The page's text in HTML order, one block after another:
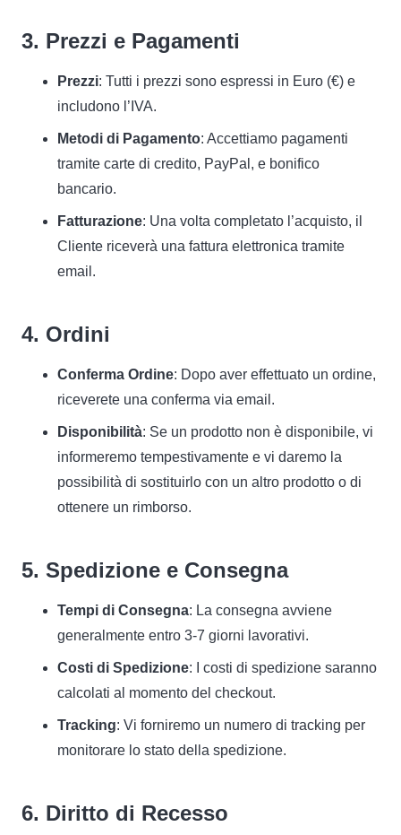
3. Prezzi e Pagamenti
Prezzi: Tutti i prezzi sono espressi in Euro (€) e
includono l’IVA.
Metodi di Pagamento: Accettiamo pagamenti
tramite carte di credito, PayPal, e bonifico
bancario.
Fatturazione: Una volta completato l’acquisto, il
Cliente riceverà una fattura elettronica tramite
email.
4. Ordini
Conferma Ordine: Dopo aver effettuato un ordine,
riceverete una conferma via email.
Disponibilità: Se un prodotto non è disponibile, vi
informeremo tempestivamente e vi daremo la
possibilità di sostituirlo con un altro prodotto o di
ottenere un rimborso.
5. Spedizione e Consegna
Tempi di Consegna: La consegna avviene
generalmente entro 3-7 giorni lavorativi.
Costi di Spedizione: I costi di spedizione saranno
calcolati al momento del checkout.
Tracking: Vi forniremo un numero di tracking per
monitorare lo stato della spedizione.
6. Diritto di Recesso